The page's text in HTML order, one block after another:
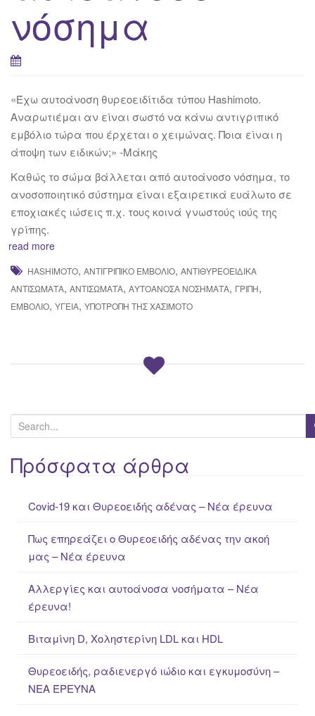
νόσημα
«Έχω αυτοάνοση θυρεοειδίτιδα τύπου Hashimoto.
Αναρωτιέμαι αν είναι σωστό να κάνω αντιγριπικό
εμβόλιο τώρα που έρχεται ο χειμώνας. Ποια είναι η
άποψη των ειδικών;» -Μάκης
Καθώς το σώμα βάλλεται από αυτοάνοσο νόσημα, το
ανοσοποιητικό σύστημα είναι εξαιρετικά ευάλωτο σε
εποχιακές ιώσεις π.χ. τους κοινά γνωστούς ιούς της
γρίπης.
read more
HASHIMOTO, ΑΝΤΙΓΡΙΠΙΚΌ ΕΜΒΌΛΙΟ, ΑΝΤΙΘΥΡΕΟΕΙΔΙΚΆ
ΑΝΤΙΣΏΜΑΤΑ, ΑΝΤΙΣΏΜΑΤΑ, ΑΥΤΟΆΝΟΣΑ ΝΟΣΉΜΑΤΑ, ΓΡΊΠΗ,
ΕΜΒΌΛΙΟ, ΥΓΕΊΑ, ΥΠΟΤΡΟΠΉ ΤΗΣ ΧΑΣΙΜΌΤΟ
e
a
rΠρόσφατα άρθρα
Covid-19 και Θυρεοειδής αδένας – Νέα έρευνα
Πως επηρεάζει ο Θυρεοειδής αδένας την ακοή
μας – Νέα έρευνα
Αλλεργίες και αυτοάνοσα νοσήματα – Νέα
έρευνα!
Βιταμίνη D, Χοληστερίνη LDL και HDL
Θυρεοειδής, ραδιενεργό ιώδιο και εγκυμοσύνη –
ΝΕΑ ΈΡΕΥΝΑ